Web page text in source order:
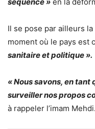
Il se pose par ailleurs
moment où le pays est
sanitaire et politique ».
« Nous savons, en tant
surveiller nos propos
à rappeler l’imam Mehdi.